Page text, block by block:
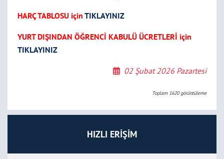
HIZLI ERİŞİM
HARÇ TABLOSU için TIKLAYINIZ
YURT DIŞINDAN ÖĞRENCİ KABULÜ ÜCRETLERİ için
TIKLAYINIZ
02 Şubat 2026 Pazartesi
Toplam 1620görüntüleme